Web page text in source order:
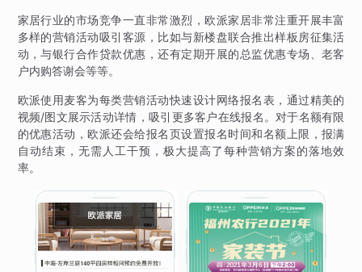
家居行业的市场竞争一直非常激烈，欧派家居非常注重开展丰富
多样的营销活动吸引客源，比如与新楼盘联合推出样板房征集活
动，与银行合作贷款优惠，还有定期开展的总监优惠专场、老客
户内购答谢会等等。
欧派使用麦客为每类营销活动快速设计网络报名表，通过精美的
视频/图文展示活动详情，吸引更多客户在线报名。对于名额有限
的优惠活动，欧派还会给报名页设置报名时间和名额上限，报满
自动结束，无需人工干预，极大提高了每种营销方案的落地效
率。